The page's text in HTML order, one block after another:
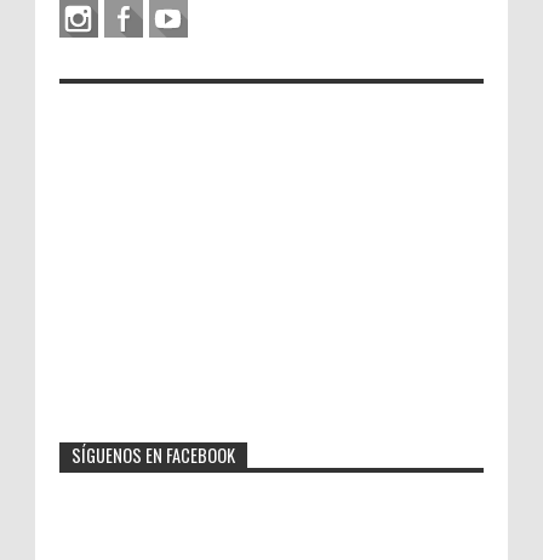
SÍGUENOS EN FACEBOOK